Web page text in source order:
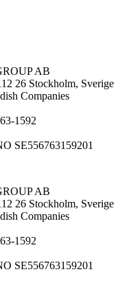
AB
26 Stockholm, Sverige
Companies
1592
SE556763159201
AB
26 Stockholm, Sverige
Companies
1592
SE556763159201